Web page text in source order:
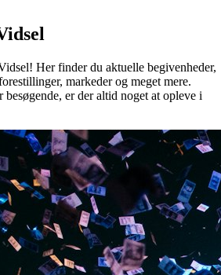
Her finder du aktuelle begivenheder,
markeder og meget mere.
er der altid noget at opleve i